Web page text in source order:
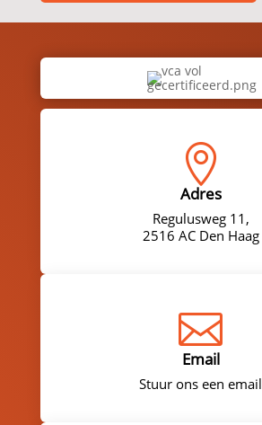

Adres
Regulusweg 11,
2516 AC Den Haag

Email
Stuur ons een email